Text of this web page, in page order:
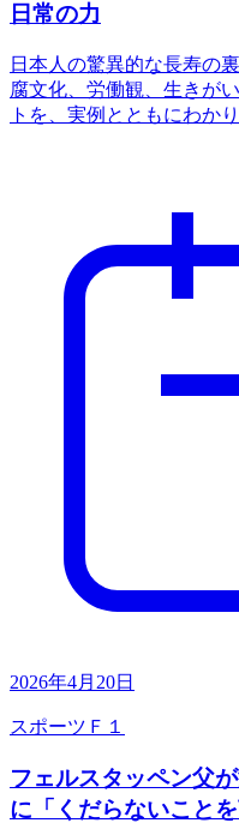
日常の力
日本人の驚異的な長寿の
腐文化、労働観、生きが
トを、実例とともにわか
2026年4月20日
スポーツ Ｆ１
フェルスタッペン父
に「くだらないことを